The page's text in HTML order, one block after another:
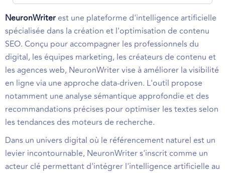
NeuronWriterest une plateforme d'intelligence artificielle
spécialisée dans la création et l'optimisation de contenu
SEO. Conçu pour accompagner les professionnels du
digital, les équipes marketing, les créateurs de contenu et
les agences web, NeuronWriter vise à améliorer la visibilité
en ligne via une approche data-driven. L'outil propose
notamment une analyse sémantique approfondie et des
recommandations précises pour optimiser les textes selon
les tendances des moteurs de recherche.
Dans un univers digital où le référencement naturel est un
levier incontournable, NeuronWriter s'inscrit comme un
acteur clé permettant d'intégrer l'intelligence artificielle au